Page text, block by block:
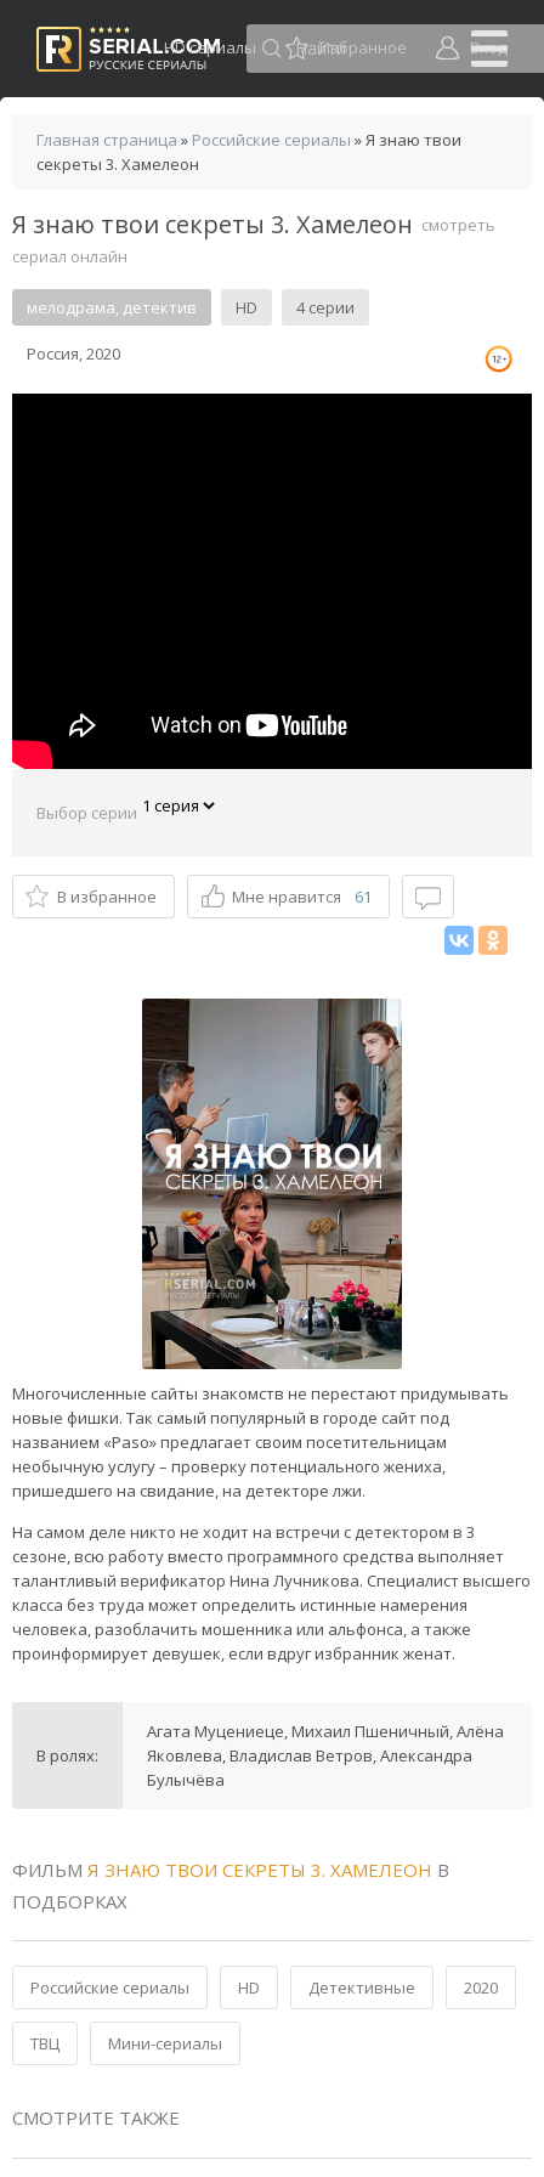
HD сериалы Избранное Вход
Главная страница » Российские сериалы » Я знаю твои
секреты 3. Хамелеон
Я знаю твои секреты 3. Хамелеон смотреть
сериал онлайн
мелодрама, детектив HD 4 серии
Россия, 2020
Выбор серии
В избранное Мне нравится 61
Многочисленные сайты знакомств не перестают придумывать
новые фишки. Так самый популярный в городе сайт под
названием «Paso» предлагает своим посетительницам
необычную услугу – проверку потенциального жениха,
пришедшего на свидание, на детекторе лжи.
На самом деле никто не ходит на встречи с детектором в 3
сезоне, всю работу вместо программного средства выполняет
талантливый верификатор Нина Лучникова. Специалист высшего
класса без труда может определить истинные намерения
человека, разоблачить мошенника или альфонса, а также
проинформирует девушек, если вдруг избранник женат.
В ролях:
Агата Муцениеце, Михаил Пшеничный, Алёна
Яковлева, Владислав Ветров, Александра
Булычёва
ФИЛЬМ Я ЗНАЮ ТВОИ СЕКРЕТЫ 3. ХАМЕЛЕОН В
ПОДБОРКАХ
Российские сериалы HD Детективные 2020
ТВЦ Мини-сериалы
СМОТРИТЕ ТАКЖЕ